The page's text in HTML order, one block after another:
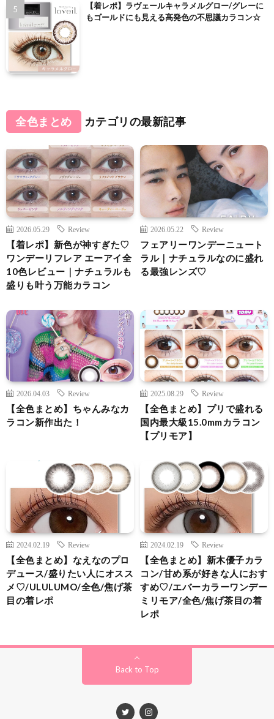
【着レポ】ラヴェールキャラメルグロー/グレーに
もゴールドにも見える高発色の不思議カラコン☆
全色まとめ カテゴリの最新記事
2026.05.29 Review
【着レポ】新色が神すぎた♡
ワンデーリフレア エーアイ全
10色レビュー｜ナチュラルも
盛りも叶う万能カラコン
2026.05.22 Review
フェアリーワンデーニュート
ラル｜ナチュラルなのに盛れ
る最強レンズ♡
2026.04.03 Review
【全色まとめ】ちゃんみなカ
ラコン新作出た！
2025.08.29 Review
【全色まとめ】プリで盛れる
国内最大級15.0mmカラコン
【プリモア】
2024.02.19 Review
【全色まとめ】なえなのプロ
デュース/盛りたい人にオスス
メ♡/ULULUMO/全色/焦げ茶
目の着レポ
2024.02.19 Review
【全色まとめ】新木優子カラ
コン/甘め系が好きな人におす
すめ♡/エバーカラーワンデー
ミリモア/全色/焦げ茶目の着
レポ
Back to Top